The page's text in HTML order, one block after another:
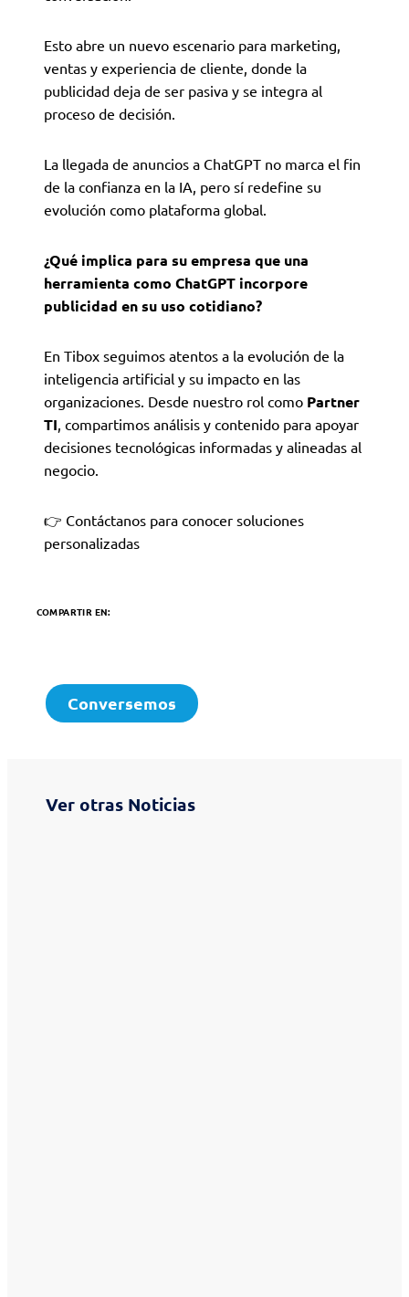
Esto abre un nuevo escenario para marketing,
ventas y experiencia de cliente, donde la
publicidad deja de ser pasiva y se integra al
proceso de decisión.
La llegada de anuncios a ChatGPT no marca el fin
de la confianza en la IA, pero sí redefine su
evolución como plataforma global.
¿Qué implica para su empresa que una
herramienta como ChatGPT incorpore
publicidad en su uso cotidiano?
En Tibox seguimos atentos a la evolución de la
inteligencia artificial y su impacto en las
organizaciones. Desde nuestro rol como Partner
TI, compartimos análisis y contenido para apoyar
decisiones tecnológicas informadas y alineadas al
negocio.
👉 Contáctanos para conocer soluciones
personalizadas
COMPARTIR EN:
Conversemos
Ver otras Noticias